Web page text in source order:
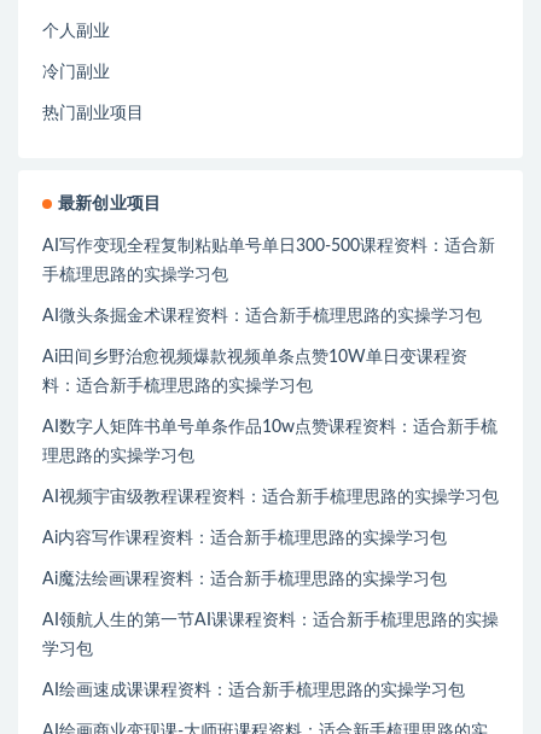
个人副业
冷门副业
热门副业项目
最新创业项目
AI写作变现全程复制粘贴单号单日300-500课程资料：适合新
手梳理思路的实操学习包
AI微头条掘金术课程资料：适合新手梳理思路的实操学习包
Ai田间乡野治愈视频爆款视频单条点赞10W单日变课程资
料：适合新手梳理思路的实操学习包
AI数字人矩阵书单号单条作品10w点赞课程资料：适合新手梳
理思路的实操学习包
AI视频宇宙级教程课程资料：适合新手梳理思路的实操学习包
Ai内容写作课程资料：适合新手梳理思路的实操学习包
Ai魔法绘画课程资料：适合新手梳理思路的实操学习包
AI领航人生的第一节AI课课程资料：适合新手梳理思路的实操
学习包
AI绘画速成课课程资料：适合新手梳理思路的实操学习包